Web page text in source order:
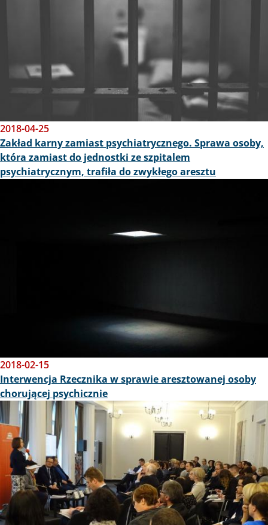
2018-04-25
Zakład karny zamiast psychiatrycznego. Sprawa osoby,
która zamiast do jednostki ze szpitalem
psychiatrycznym, trafiła do zwykłego aresztu
2018-02-15
Interwencja Rzecznika w sprawie aresztowanej osoby
chorującej psychicznie
Obraz